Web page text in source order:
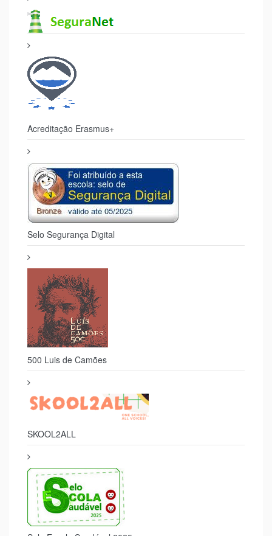
Selo Segurança Digital
500 Luis de Camões